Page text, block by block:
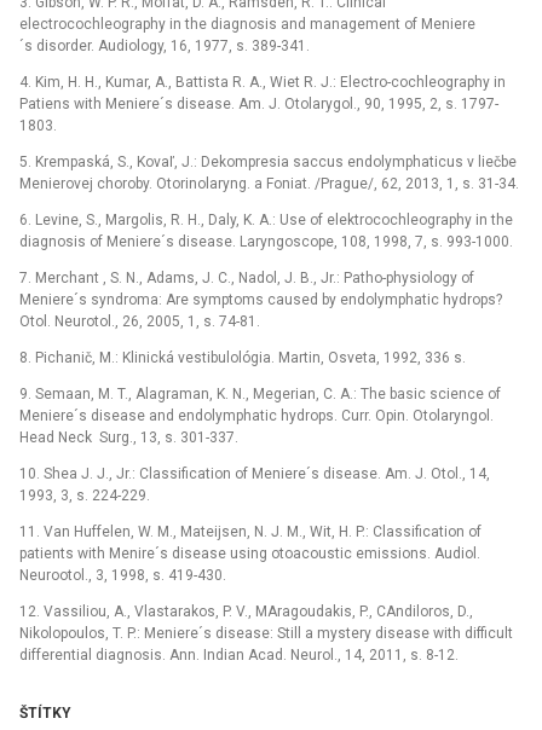
electrocochleography in the diagnosis and management of Meniere
´s disorder. Audiology, 16, 1977, s. 389-341.
4. Kim, H. H., Kumar, A., Battista R. A., Wiet R. J.: Electro-cochleography in
Patiens with Meniere´s disease. Am. J. Otolarygol., 90, 1995, 2, s. 1797-
1803.
5. Krempaská, S., Kovaľ, J.: Dekompresia saccus endolymphaticus v liečbe
Menierovej choroby. Otorinolaryng. a Foniat. /Prague/, 62, 2013, 1, s. 31-34.
6. Levine, S., Margolis, R. H., Daly, K. A.: Use of elektrocochleography in the
diagnosis of Meniere´s disease. Laryngoscope, 108, 1998, 7, s. 993-1000.
7. Merchant , S. N., Adams, J. C., Nadol, J. B., Jr.: Patho-physiology of
Meniere´s syndroma: Are symptoms caused by endolymphatic hydrops?
Otol. Neurotol., 26, 2005, 1, s. 74-81.
8. Pichanič, M.: Klinická vestibulológia. Martin, Osveta, 1992, 336 s.
9. Semaan, M. T., Alagraman, K. N., Megerian, C. A.: The basic science of
Meniere´s disease and endolymphatic hydrops. Curr. Opin. Otolaryngol.
Head Neck Surg., 13, s. 301-337.
10. Shea J. J., Jr.: Classification of Meniere´s disease. Am. J. Otol., 14,
1993, 3, s. 224-229.
11. Van Huffelen, W. M., Mateijsen, N. J. M., Wit, H. P.: Classification of
patients with Menire´s disease using otoacoustic emissions. Audiol.
Neurootol., 3, 1998, s. 419-430.
12. Vassiliou, A., Vlastarakos, P. V., MAragoudakis, P., CAndiloros, D.,
Nikolopoulos, T. P.: Meniere´s disease: Still a mystery disease with difficult
differential diagnosis. Ann. Indian Acad. Neurol., 14, 2011, s. 8-12.
ŠTÍTKY